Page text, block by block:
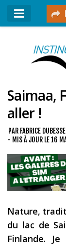
Mon podcast
Destinations
Mes ressources
Guides voyages
Contact
Mon journal de
Saimaa,
aller !
PAR FABRICE
- MIS À JOUR LE16
Nature,
du lac de
Finlande.